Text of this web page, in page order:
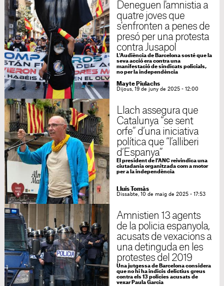
Deneguen l'amnistia a
quatre joves que
s'enfronten a penes de
presó per una protesta
contra Jusapol
L'Audiència de Barcelona sosté que la
seva acció era contra una
manifestació de sindicats policials,
no per la independència
Mayte Piulachs
Dijous, 19 de juny de 2025 - 12:00
Llach assegura que
Catalunya “se sent
orfe” d’una iniciativa
política que “l’alliberi
d’Espanya”
El president de l’ANC reivindica una
ciutadania organitzada com a motor
per a la independència
Lluís Tomàs
Dissabte, 10 de maig de 2025 - 17:53
Amnistien 13 agents
de la policia espanyola,
acusats de vexacions a
una detinguda en les
protestes del 2019
Una jutgessa de Barcelona considera
que no hi ha indicis delictius greus
contra els 13 policies acusats de
vexar Paula Garcia